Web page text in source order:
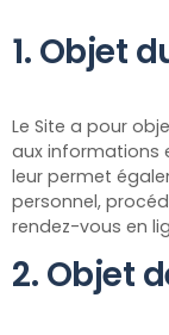
1. Objet
Le Site a pour
aux informations
leur permet
personnel,
rendez-vous en
2. Objet